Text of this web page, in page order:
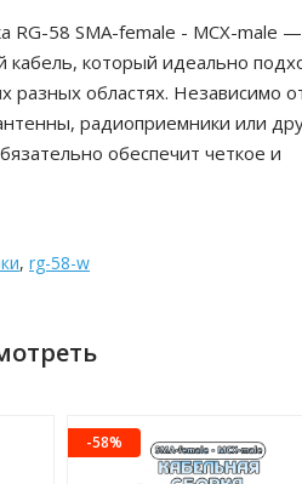
RG-58 SMA-female - MCX-male
кабель, который идеально
разных областях. Независимо
радиоприемники или
обеспечит четкое и
, rg-58-w
-58%